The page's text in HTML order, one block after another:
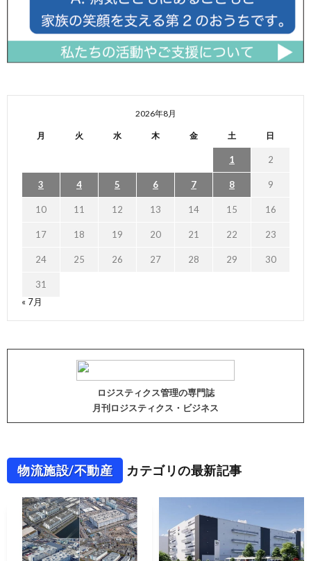
2026年8月
月 火 水 木 金 土 日
1 2
3 4 5 6 7 8 9
10 11 12 13 14 15 16
17 18 19 20 21 22 23
24 25 26 27 28 29 30
31
« 7月
ロジスティクス管理の専門誌
月刊ロジスティクス・ビジネス
物流施設/不動産 カテゴリの最新記事